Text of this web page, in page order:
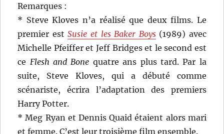
Remarques :
* Steve Kloves n’a réalisé que deux films. Le
premier estSusie et les Baker Boys(1989) avec
Michelle Pfeiffer et Jeff Bridges et le second est
ce Flesh and Bone quatre ans plus tard. Par la
suite, Steve Kloves, qui a débuté comme
scénariste, écrira l’adaptation des premiers
Harry Potter.
* Meg Ryan et Dennis Quaid étaient alors mari
et femme. C’est leur troisième film ensemble.